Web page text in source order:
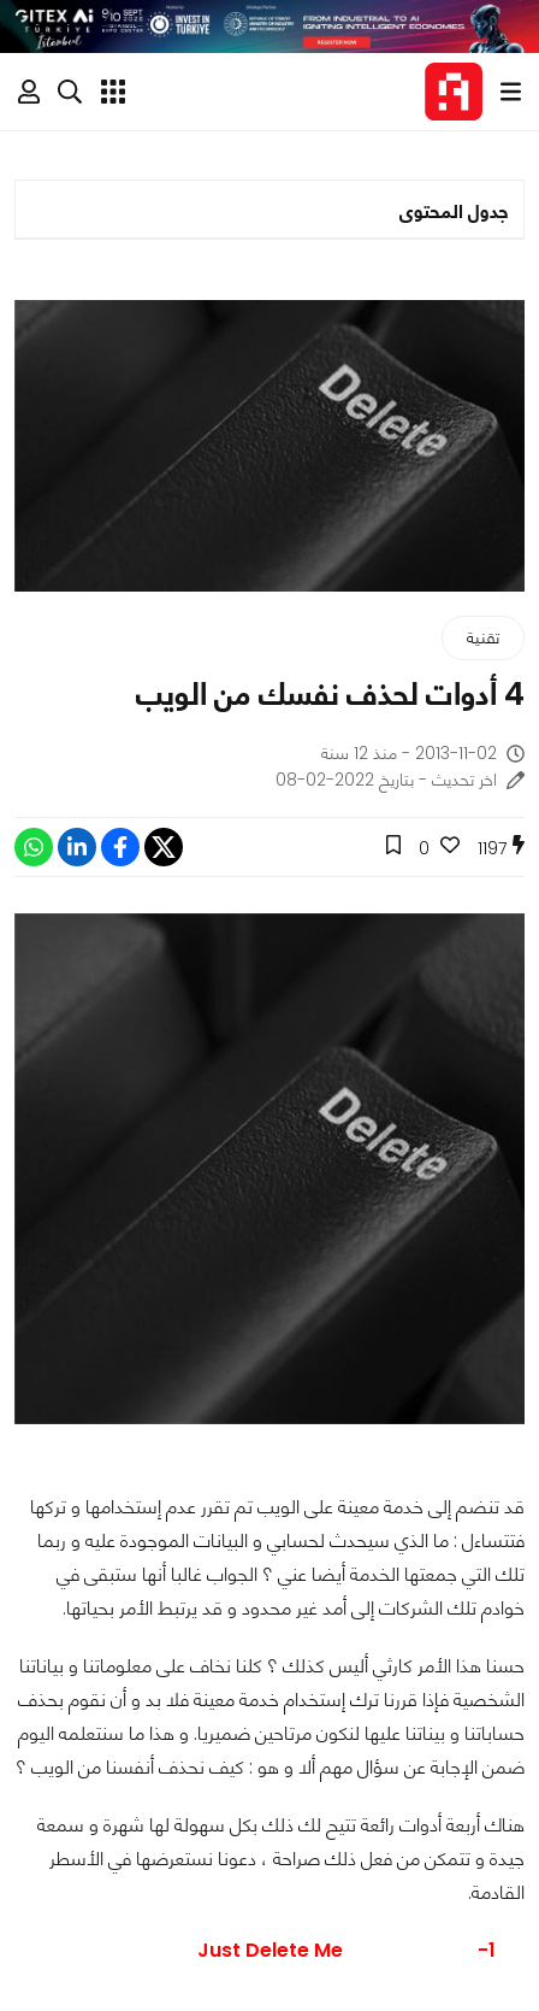
جدول المحتوى
تقنية
4 أدوات لحذف نفسك من الويب
2013-11-02 - منذ 12 سنة
اخر تحديث - بتاريخ 2022-02-08
1197
0
قد تنضم إلى خدمة معينة على الويب تم تقرر عدم إستخدامها و تركها
فتتساءل : ما الذي سيحدث لحسابي و البيانات الموجودة عليه و ربما
تلك التي جمعتها الخدمة أيضا عني ؟ الجواب غالبا أنها ستبقى في
خوادم تلك الشركات إلى أمد غير محدود و قد يرتبط الأمر بحياتها.
حسنا هذا الأمر كارثي أليس كذلك ؟ كلنا نخاف على معلوماتنا و بياناتنا
الشخصية فإذا قررنا ترك إستخدام خدمة معينة فلا بد و أن نقوم بحذف
حساباتنا و بيناتنا عليها لنكون مرتاحين ضميريا. و هذا ما سنتعلمه اليوم
ضمن الإجابة عن سؤال مهم ألا و هو : كيف نحذف أنفسنا من الويب ؟
هناك أربعة أدوات رائعة تتيح لك ذلك بكل سهولة لها شهرة و سمعة
جيدة و تتمكن من فعل ذلك صراحة ، دعونا نستعرضها في الأسطر
القادمة.
1-
Just Delete Me